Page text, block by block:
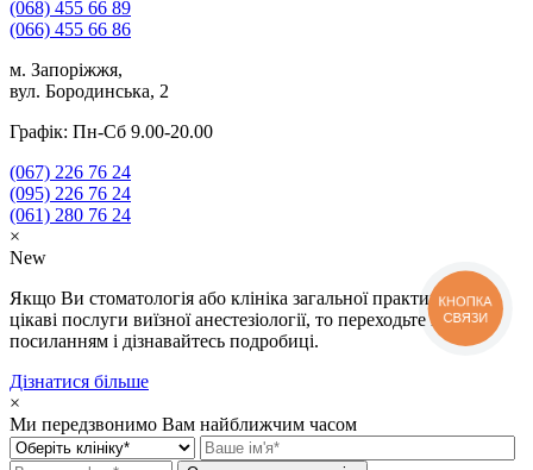
(068) 455 66 89
(066) 455 66 86
м. Запоріжжя,
вул. Бородинська, 2
Графік: Пн-Сб 9.00-20.00
(067) 226 76 24
(095) 226 76 24
(061) 280 76 24
×
New
Якщо Ви стоматологія або клініка загальної практики і Вам
цікаві послуги виїзної анестезіології, то переходьте за
посиланням і дізнавайтесь подробиці.
Дізнатися більше
×
Ми передзвонимо Вам найближчим часом
КНОПКА
СВЯЗИ